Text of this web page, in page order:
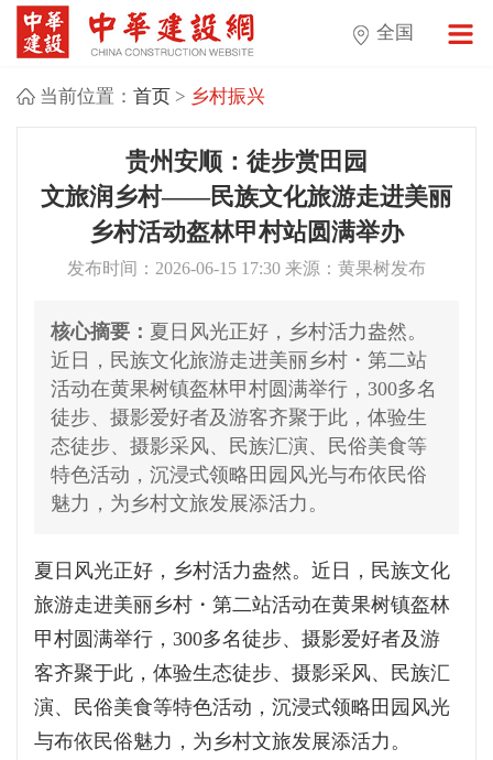
全国
当前位置： 首页> 乡村振兴
贵州安顺：徒步赏田园
文旅润乡村——民族文化旅游走进美丽
乡村活动盔林甲村站圆满举办
发布时间：2026-06-15 17:30 来源：黄果树发布
核心摘要： 夏日风光正好，乡村活力盎然。
近日，民族文化旅游走进美丽乡村・第二站
活动在黄果树镇盔林甲村圆满举行，300多名
徒步、摄影爱好者及游客齐聚于此，体验生
态徒步、摄影采风、民族汇演、民俗美食等
特色活动，沉浸式领略田园风光与布依民俗
魅力，为乡村文旅发展添活力。
夏日风光正好，乡村活力盎然。近日，民族文化
旅游走进美丽乡村・第二站活动在黄果树镇盔林
甲村圆满举行，300多名徒步、摄影爱好者及游
客齐聚于此，体验生态徒步、摄影采风、民族汇
演、民俗美食等特色活动，沉浸式领略田园风光
与布依民俗魅力，为乡村文旅发展添活力。